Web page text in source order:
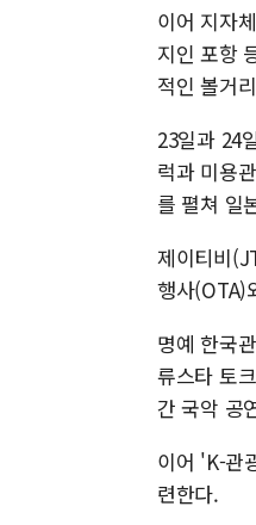
이어 지자
지인 포항
적인 볼거
23일과 24
럭과 미용
를 펼쳐 일
제이티비
행사(OTA)
명예 한국
류스타 토
간 국악 공
이어 'K-관
련한다.